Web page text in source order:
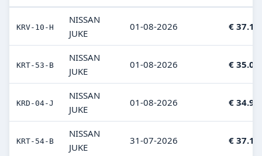
KRV-10-H
NISSAN
JUKE
01-08-2026 €
KRT-53-B
NISSAN
JUKE
01-08-2026 €
KRD-04-J
NISSAN
JUKE
01-08-2026 €
KRT-54-B
NISSAN
JUKE
31-07-2026 €